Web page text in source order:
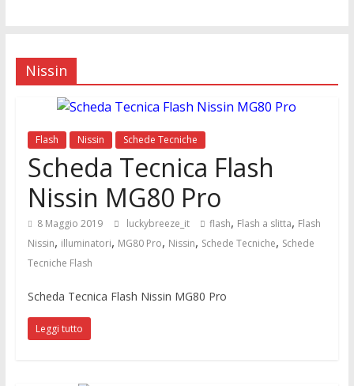
Nissin
Flash Nissin Schede Tecniche
Scheda Tecnica Flash
Nissin MG80 Pro
8 Maggio 2019 luckybreeze_it flash, Flash a slitta, Flash
Nissin, illuminatori, MG80 Pro, Nissin, Schede Tecniche, Schede
Tecniche Flash
Scheda Tecnica Flash Nissin MG80 Pro
Leggi tutto